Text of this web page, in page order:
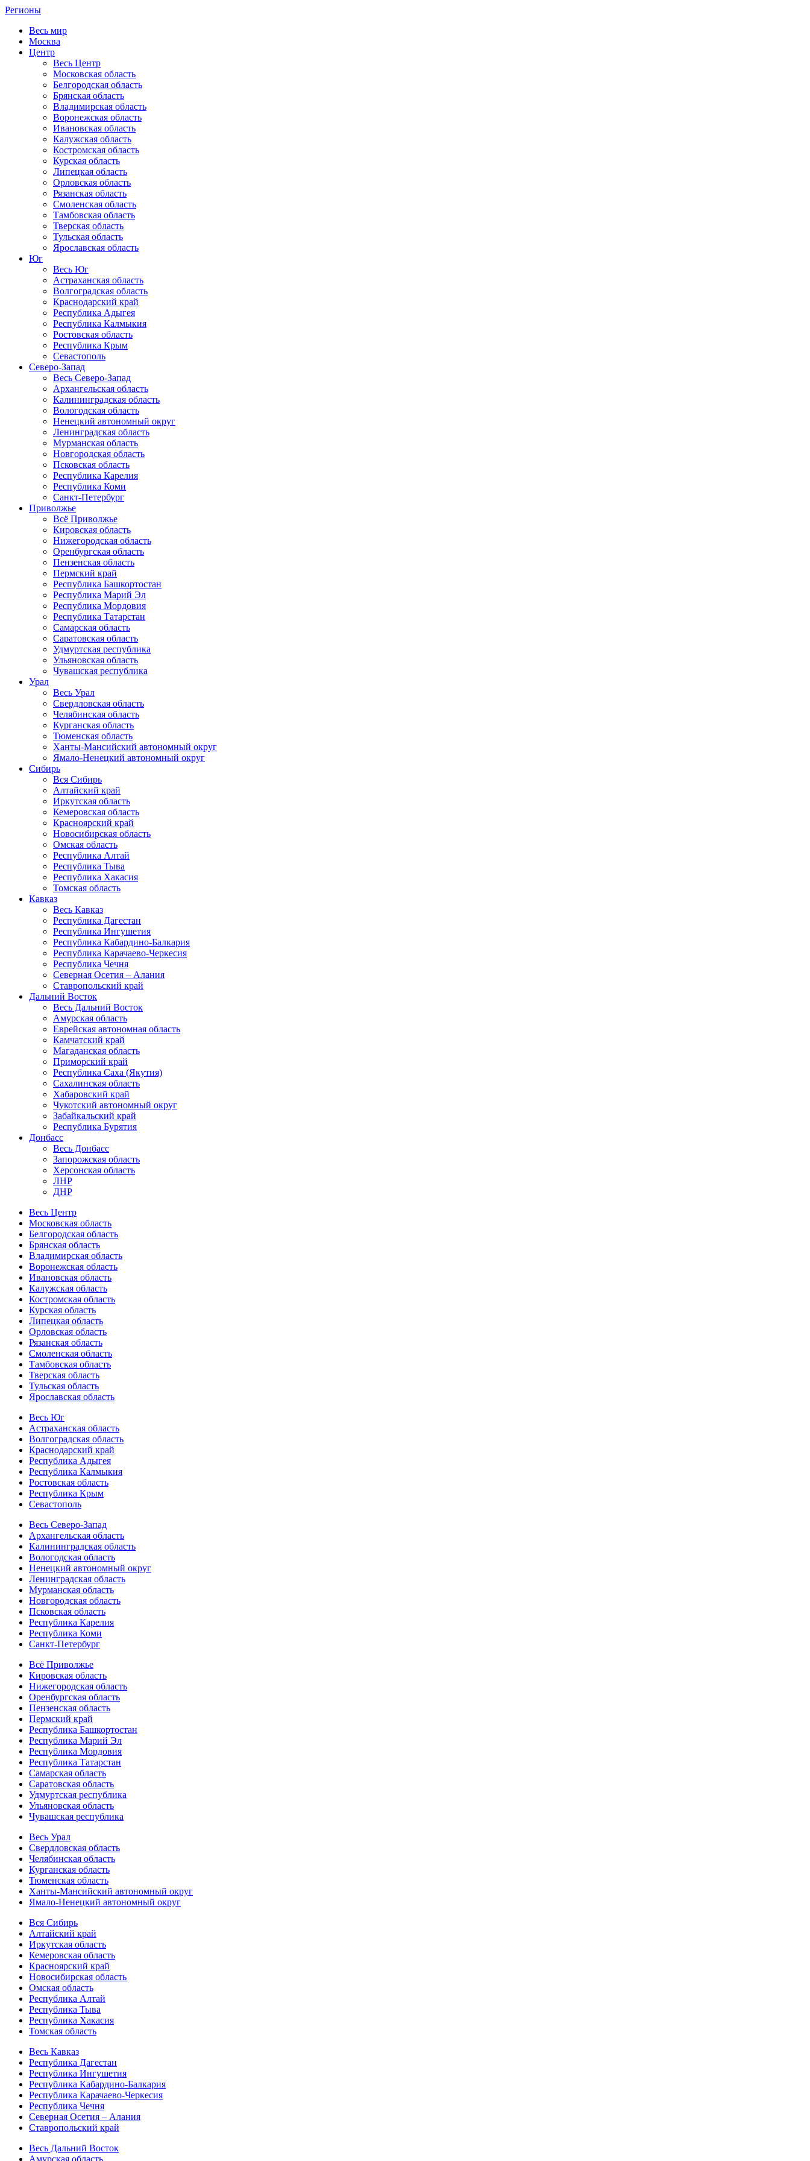
Регионы
Весь мир
Москва
Центр
Весь Центр
Московская область
Белгородская область
Брянская область
Владимирская область
Воронежская область
Ивановская область
Калужская область
Костромская область
Курская область
Липецкая область
Орловская область
Рязанская область
Смоленская область
Тамбовская область
Тверская область
Тульская область
Ярославская область
Юг
Весь Юг
Астраханская область
Волгоградская область
Краснодарский край
Республика Адыгея
Республика Калмыкия
Ростовская область
Республика Крым
Севастополь
Северо-Запад
Весь Северо-Запад
Архангельская область
Калининградская область
Вологодская область
Ненецкий автономный округ
Ленинградская область
Мурманская область
Новгородская область
Псковская область
Республика Карелия
Республика Коми
Санкт-Петербург
Приволжье
Всё Приволжье
Кировская область
Нижегородская область
Оренбургская область
Пензенская область
Пермский край
Республика Башкортостан
Республика Марий Эл
Республика Мордовия
Республика Татарстан
Самарская область
Саратовская область
Удмуртская республика
Ульяновская область
Чувашская республика
Урал
Весь Урал
Свердловская область
Челябинская область
Курганская область
Тюменская область
Ханты-Мансийский автономный округ
Ямало-Ненецкий автономный округ
Сибирь
Вся Сибирь
Алтайский край
Иркутская область
Кемеровская область
Красноярский край
Новосибирская область
Омская область
Республика Алтай
Республика Тыва
Республика Хакасия
Томская область
Кавказ
Весь Кавказ
Республика Дагестан
Республика Ингушетия
Республика Кабардино-Балкария
Республика Карачаево-Черкесия
Республика Чечня
Северная Осетия – Алания
Ставропольский край
Дальний Восток
Весь Дальний Восток
Амурская область
Еврейская автономная область
Камчатский край
Магаданская область
Приморский край
Республика Саха (Якутия)
Сахалинская область
Хабаровский край
Чукотский автономный округ
Забайкальский край
Республика Бурятия
Донбасс
Весь Донбасс
Запорожская область
Херсонская область
ЛНР
ДНР
Весь Центр
Московская область
Белгородская область
Брянская область
Владимирская область
Воронежская область
Ивановская область
Калужская область
Костромская область
Курская область
Липецкая область
Орловская область
Рязанская область
Смоленская область
Тамбовская область
Тверская область
Тульская область
Ярославская область
Весь Юг
Астраханская область
Волгоградская область
Краснодарский край
Республика Адыгея
Республика Калмыкия
Ростовская область
Республика Крым
Севастополь
Весь Северо-Запад
Архангельская область
Калининградская область
Вологодская область
Ненецкий автономный округ
Ленинградская область
Мурманская область
Новгородская область
Псковская область
Республика Карелия
Республика Коми
Санкт-Петербург
Всё Приволжье
Кировская область
Нижегородская область
Оренбургская область
Пензенская область
Пермский край
Республика Башкортостан
Республика Марий Эл
Республика Мордовия
Республика Татарстан
Самарская область
Саратовская область
Удмуртская республика
Ульяновская область
Чувашская республика
Весь Урал
Свердловская область
Челябинская область
Курганская область
Тюменская область
Ханты-Мансийский автономный округ
Ямало-Ненецкий автономный округ
Вся Сибирь
Алтайский край
Иркутская область
Кемеровская область
Красноярский край
Новосибирская область
Омская область
Республика Алтай
Республика Тыва
Республика Хакасия
Томская область
Весь Кавказ
Республика Дагестан
Республика Ингушетия
Республика Кабардино-Балкария
Республика Карачаево-Черкесия
Республика Чечня
Северная Осетия – Алания
Ставропольский край
Весь Дальний Восток
Амурская область